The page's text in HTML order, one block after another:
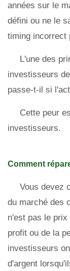
années sur le
défini ou ne le
timing incorrect
L'une des
investisseurs
passe-t-il si
Cette peur
investisseurs.
Comment
Vous devez
du marché des
n'est pas le prix
profit ou de la
investisseurs
d'argent